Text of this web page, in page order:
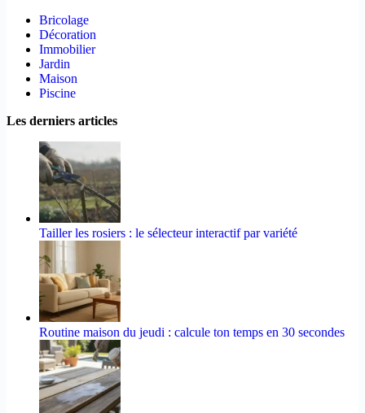
Bricolage
Décoration
Immobilier
Jardin
Maison
Piscine
Les derniers articles
Tailler les rosiers : le sélecteur interactif par variété
Routine maison du jeudi : calcule ton temps en 30 secondes